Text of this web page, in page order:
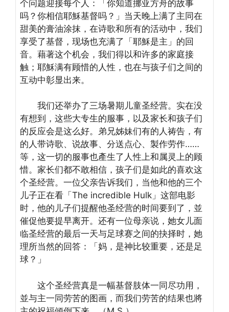
个问题迎接每个人：「你知道挪亚方舟的故事
吗？你相信耶穌基督吗？」当天晚上满了主同在
甜美的膏油涂抹，在诗歌和所有的活动中，我们
享受了基督，现场也充满了「耶穌是主」的回
音。藉著这个机会，我们得以和许多的家庭接
触；耶穌满有顾惜的人性，也在与孩子们之间的
互动中彰显出来。
我们还举办了三场暑期儿童圣经营。实在没
有想到，这些大专生的服事，以及家长和孩子们
的反应会是这么好。弟兄姊妹们有的人祷告，有
的人带诗歌、说故事、分送点心、製作劳作……
等，这一切的服事也產生了人性上和属灵上的顾
惜。家长们都不敢相信，孩子们是如此的喜欢这
个圣经营。一位父亲告诉我们，当他和他的三个
儿子正在看「The incredible Hulk」这部电影
时，他的儿子们提醒他圣经营的时间要到了，並
催促他要提早离开。还有一位母亲说，她女儿面
临圣经营的最后一天与足球赛之间的抉择时，她
理所当然的回答：「妈，是神比较重要，还是足
球？」
这个圣经营真是一幅基督肢体一同尽功用，
並与主一同劳苦的图画，而我们劳苦的结果也將